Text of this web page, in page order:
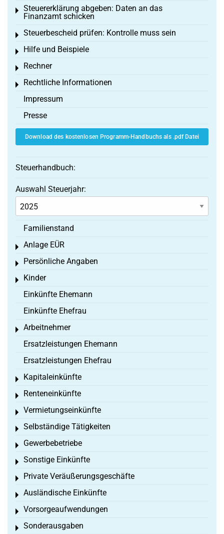
Steuererklärung abgeben: Daten an das
Finanzamt schicken
Toggle menu
Steuerbescheid prüfen: Kontrolle muss sein
Toggle menu
Hilfe und Beispiele
Toggle menu
Rechner
Toggle menu
Rechtliche Informationen
Toggle menu
Impressum
Presse
Download des kostenlosen Programm-Handbuchs als .pdf Datei
Steuerhandbuch:
Auswahl Steuerjahr:
Familienstand
Anlage EÜR
Toggle menu
Persönliche Angaben
Toggle menu
Kinder
Toggle menu
Einkünfte Ehemann
Einkünfte Ehefrau
Arbeitnehmer
Toggle menu
Ersatzleistungen Ehemann
Ersatzleistungen Ehefrau
Kapitaleinkünfte
Toggle menu
Renteneinkünfte
Toggle menu
Vermietungseinkünfte
Toggle menu
Selbständige Tätigkeiten
Toggle menu
Gewerbebetriebe
Toggle menu
Sonstige Einkünfte
Toggle menu
Private Veräußerungsgeschäfte
Toggle menu
Ausländische Einkünfte
Toggle menu
Vorsorgeaufwendungen
Toggle menu
Sonderausgaben
Toggle menu